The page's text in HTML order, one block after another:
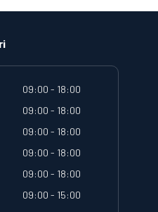
09:00 - 18:00
09:00 - 18:00
09:00 - 18:00
09:00 - 18:00
09:00 - 18:00
09:00 - 15:00